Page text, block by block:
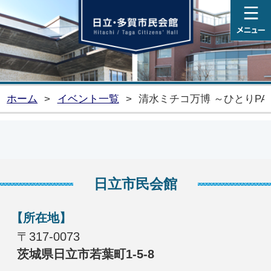
ホーム > イベント一覧 > 清水ミチコ万博 ～ひとり
日立市民会館
【所在地】
〒317-0073
茨城県日立市若葉町1-5-8